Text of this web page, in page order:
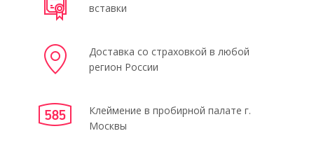
вставки
Доставка со страховкой в любой
регион России
Клеймение в пробирной палате г.
Москвы